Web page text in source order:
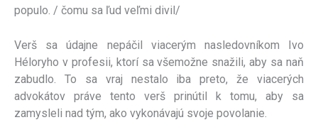
populo. / čomu sa ľud veľmi divil/
Verš sa údajne nepáčil viacerým nasledovníkom Ivo
Héloryho v profesii, ktorí sa všemožne snažili, aby sa naň
zabudlo. To sa vraj nestalo iba preto, že viacerých
advokátov práve tento verš prinútil k tomu, aby sa
zamysleli nad tým, ako vykonávajú svoje povolanie.